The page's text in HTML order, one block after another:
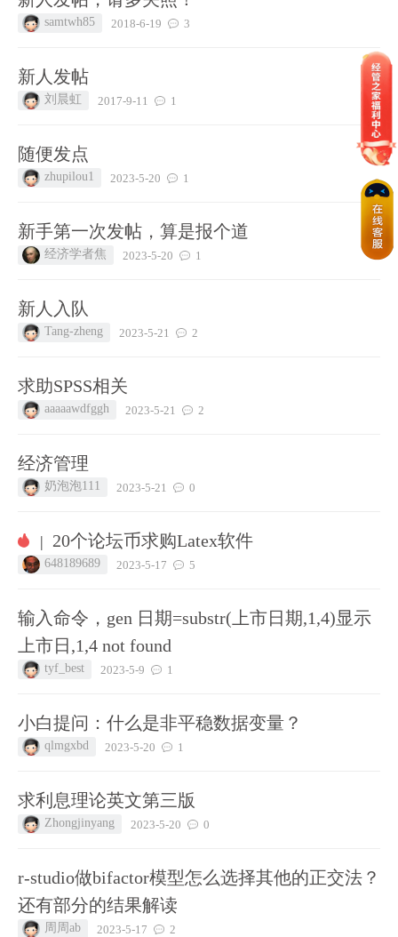
samtwh85 2018-6-19 3
新人发帖
刘晨虹 2017-9-11 1
随便发点
zhupilou1 2023-5-20 1
新手第一次发帖，算是报个道
经济学者焦 2023-5-20 1
新人入队
Tang-zheng 2023-5-21 2
求助SPSS相关
aaaaawdfggh 2023-5-21 2
经济管理
奶泡泡111 2023-5-21 0
| 20个论坛币求购Latex软件
648189689 2023-5-17 5
输入命令，gen 日期=substr(上市日期,1,4)显示
上市日,1,4 not found
tyf_best 2023-5-9 1
小白提问：什么是非平稳数据变量？
qlmgxbd 2023-5-20 1
求利息理论英文第三版
Zhongjinyang 2023-5-20 0
r-studio做bifactor模型怎么选择其他的正交法？
还有部分的结果解读
周周ab 2023-5-17 2